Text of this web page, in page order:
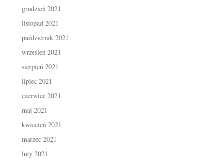
grudzień 2021
listopad 2021
październik 2021
wrzesień 2021
sierpień 2021
lipiec 2021
czerwiec 2021
maj 2021
kwiecień 2021
marzec 2021
luty 2021